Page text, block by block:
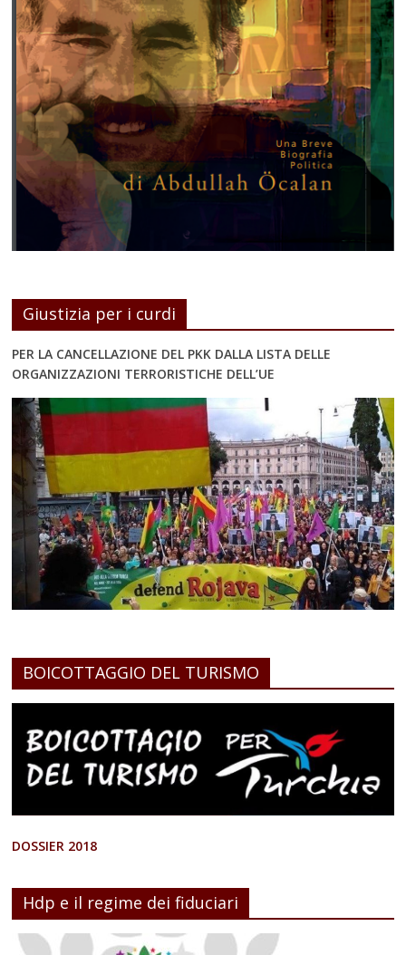
Giustizia per i curdi
PER LA CANCELLAZIONE DEL PKK DALLA LISTA DELLE
ORGANIZZAZIONI TERRORISTICHE DELL’UE
BOICOTTAGGIO DEL TURISMO
DOSSIER 2018
Hdp e il regime dei fiduciari